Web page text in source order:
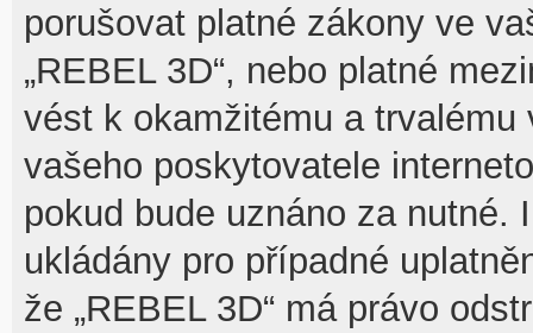
porušovat platné zákony ve
„REBEL 3D“, nebo platné
vést k okamžitému a
vašeho poskytovatele
pokud bude uznáno za nutné.
ukládány pro případné
že „REBEL 3D“ má právo